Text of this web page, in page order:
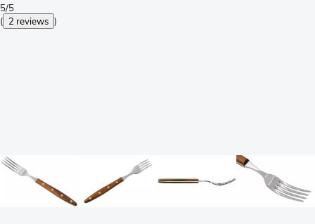
5/5
( 2 reviews )